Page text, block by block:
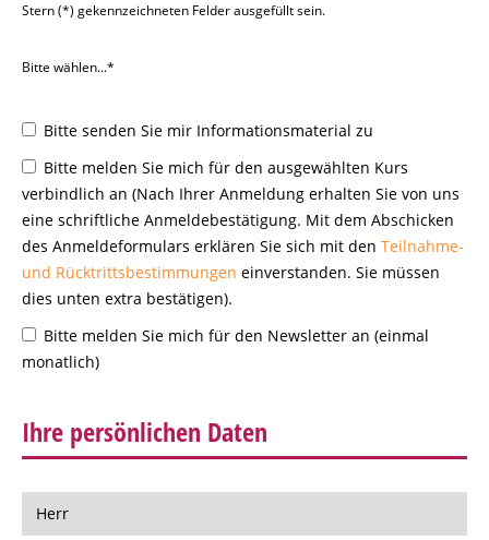
Stern (*) gekennzeichneten Felder ausgefüllt sein.
Bitte wählen...*
Bitte senden Sie mir Informationsmaterial zu
verbindlich an (Nach Ihrer Anmeldung erhalten Sie von uns
eine schriftliche Anmeldebestätigung. Mit dem Abschicken
des Anmeldeformulars erklären Sie sich mit den Teilnahme-
und Rücktrittsbestimmungen einverstanden. Sie müssen
dies unten extra bestätigen).
monatlich)
Ihre persönlichen Daten